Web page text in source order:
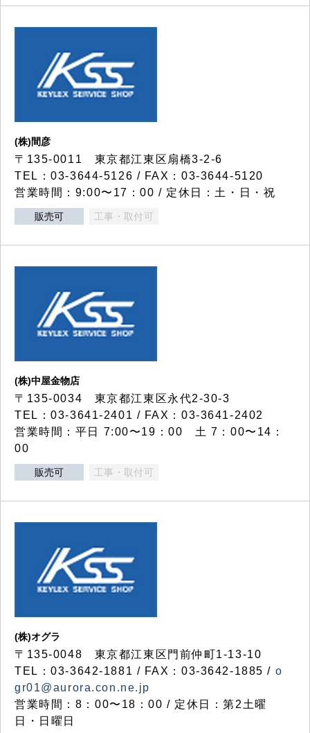
(株)間彦
〒135-0011 東京都江東区扇橋3-2-6
TEL：03-3644-5126 / FAX：03-3644-5120
営業時間：9:00〜17：00 / 定休日：土・日・祝
販売可 工事・取付可
(株)中屋金物店
〒135-0034 東京都江東区永代2-30-3
TEL：03-3641-2401 / FAX：03-3641-2402
営業時間：平日 7:00〜19：00 土 7：00〜14：
00
販売可 工事・取付可
(株)オグラ
〒135-0048 東京都江東区門前仲町1-13-10
TEL：03-3642-1881 / FAX：03-3642-1885 / o
gr01@aurora.con.ne.jp
営業時間：8：00〜18：00 / 定休日：第2土曜
日・日曜日